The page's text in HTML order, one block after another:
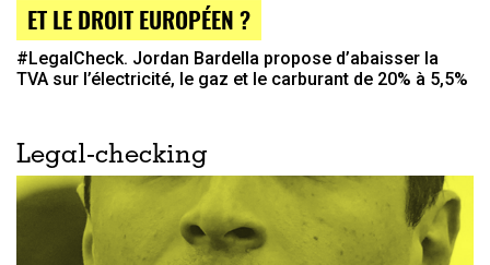
ET LE DROIT EUROPÉEN ?
#LegalCheck. Jordan Bardella propose d’abaisser la
TVA sur l’électricité, le gaz et le carburant de 20% à 5,5%
Legal-checking